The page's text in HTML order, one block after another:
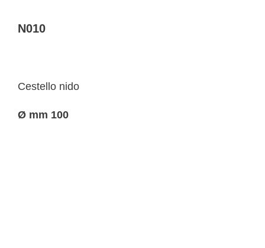
N010
Cestello nido
Ø mm 100